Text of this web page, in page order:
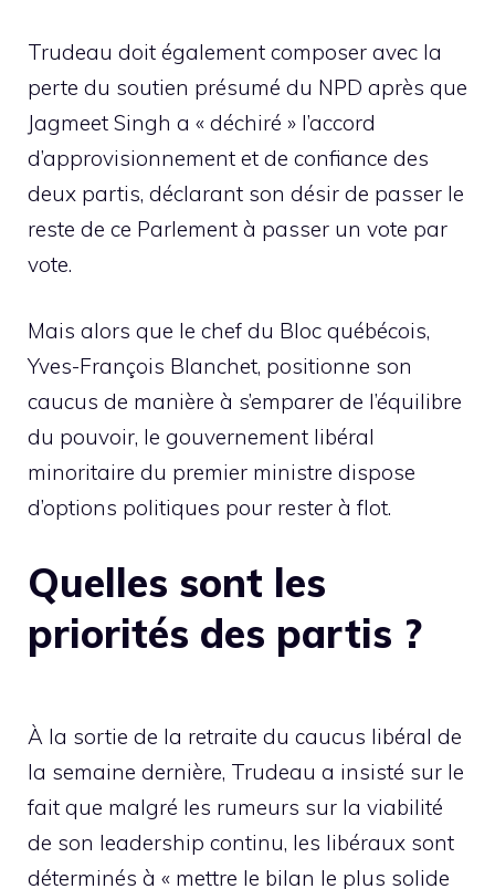
Trudeau doit également composer avec la
perte du soutien présumé du NPD après que
Jagmeet Singh a « déchiré » l’accord
d’approvisionnement et de confiance des
deux partis, déclarant son désir de passer le
reste de ce Parlement à passer un vote par
vote.
Mais alors que le chef du Bloc québécois,
Yves-François Blanchet, positionne son
caucus de manière à s’emparer de l’équilibre
du pouvoir, le gouvernement libéral
minoritaire du premier ministre dispose
d’options politiques pour rester à flot.
Quelles sont les
priorités des partis ?
À la sortie de la retraite du caucus libéral de
la semaine dernière, Trudeau a insisté sur le
fait que malgré les rumeurs sur la viabilité
de son leadership continu, les libéraux sont
déterminés à « mettre le bilan le plus solide